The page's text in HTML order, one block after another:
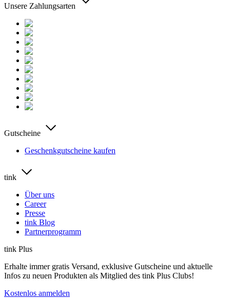
Unsere Zahlungsarten
Gutscheine
Geschenkgutscheine kaufen
tink
Über uns
Career
Presse
tink Blog
Partnerprogramm
tink Plus
Erhalte immer gratis Versand, exklusive Gutscheine und aktuelle
Infos zu neuen Produkten als Mitglied des tink Plus Clubs!
Kostenlos anmelden